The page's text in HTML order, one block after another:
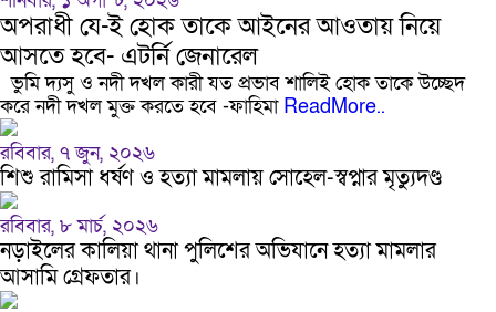
অপরাধী যে-ই হোক তাকে আইনের আওতায় নিয়ে
আসতে হবে- এটর্নি জেনারেল
ভুমি দ্যসু ও নদী দখল কারী যত প্রভাব শালিই হোক তাকে উচ্ছেদ
করে নদী দখল মুক্ত করতে হবে -ফাহিমা ReadMore..
রবিবার, ৭ জুন, ২০২৬
শিশু রামিসা ধর্ষণ ও হত্যা মামলায় সোহেল-স্বপ্নার মৃত্যুদণ্ড
রবিবার, ৮ মার্চ, ২০২৬
নড়াইলের কালিয়া থানা পুলিশের অভিযানে হত্যা মামলার
আসামি গ্রেফতার।